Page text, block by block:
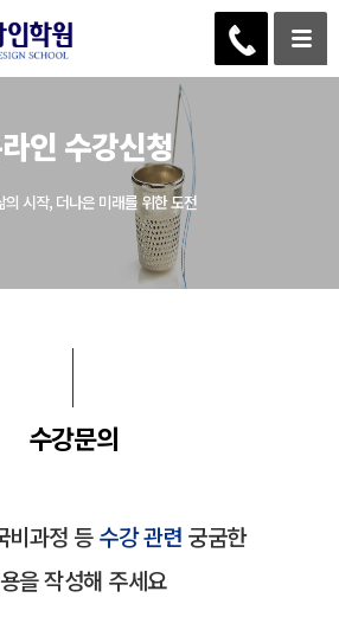
인 수강신청
의 시작, 더나은 미래를 위한 도전
수강문의
비과정 등수강 관련 궁굼한
을 작성해 주세요